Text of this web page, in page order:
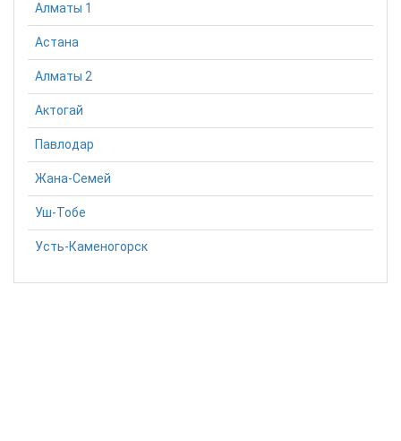
Алматы 1
Астана
Алматы 2
Актогай
Павлодар
Жана-Семей
Уш-Тобе
Усть-Каменогорск